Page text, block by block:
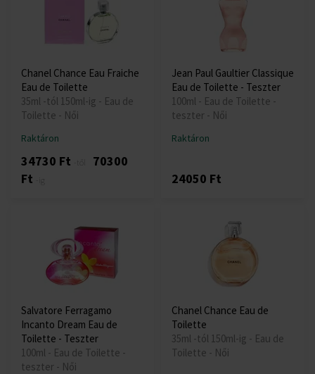
Chanel Chance Eau Fraiche
Eau de Toilette
35ml -tól 150ml-ig - Eau de
Toilette - Női
Raktáron
34730 Ft
70300
Ft
Jean Paul Gaultier Classique
Eau de Toilette - Teszter
100ml - Eau de Toilette -
teszter - Női
Raktáron
24050 Ft
Salvatore Ferragamo
Incanto Dream Eau de
Toilette - Teszter
100ml - Eau de Toilette -
teszter - Női
Chanel Chance Eau de
Toilette
35ml -tól 150ml-ig - Eau de
Toilette - Női